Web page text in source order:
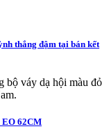
thắng đậm tại bán kết
bộ váy dạ hội màu đỏ
EO 62CM